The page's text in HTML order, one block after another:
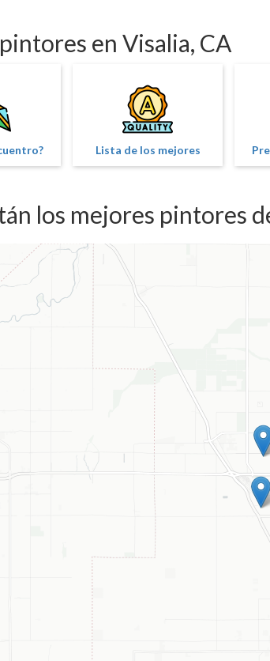
en Visalia, CA
Lista de los mejores
los mejores pintores